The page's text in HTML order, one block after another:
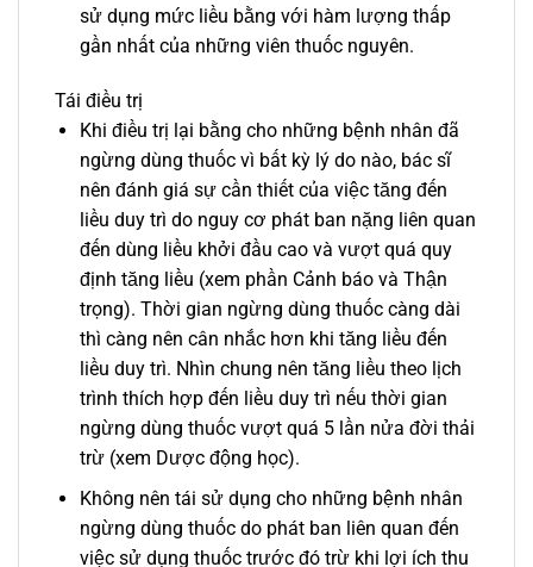
sử dụng mức liều bằng với hàm lượng thấp
gần nhất của những viên thuốc nguyên.
Tái điều trị
Khi điều trị lại bằng cho những bệnh nhân đã
ngừng dùng thuốc vì bất kỳ lý do nào, bác sĩ
nên đánh giá sự cần thiết của việc tăng đến
liều duy trì do nguy cơ phát ban nặng liên quan
đến dùng liều khởi đầu cao và vượt quá quy
định tăng liều (xem phần Cảnh báo và Thận
trọng). Thời gian ngừng dùng thuốc càng dài
thì càng nên cân nhắc hơn khi tăng liều đến
liều duy trì. Nhìn chung nên tăng liều theo lịch
trình thích hợp đến liều duy trì nếu thời gian
ngừng dùng thuốc vượt quá 5 lần nửa đời thải
trừ (xem Dược động học).
Không nên tái sử dụng cho những bệnh nhân
ngừng dùng thuốc do phát ban liên quan đến
việc sử dụng thuốc trước đó trừ khi lợi ích thu